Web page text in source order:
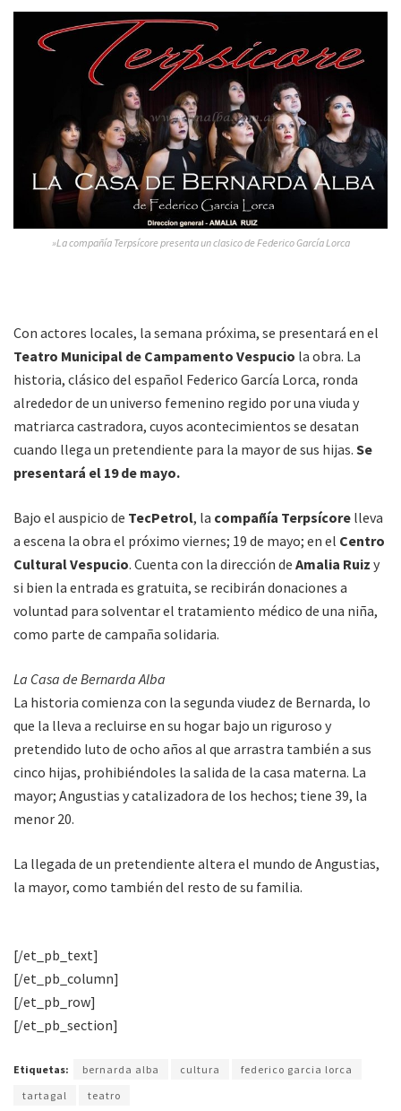
»La compañía Terpsícore presenta un clasico de Federico García Lorca
Con actores locales, la semana próxima, se presentará en el
Teatro Municipal de Campamento Vespucio la obra. La
historia, clásico del español Federico García Lorca, ronda
alrededor de un universo femenino regido por una viuda y
matriarca castradora, cuyos acontecimientos se desatan
cuando llega un pretendiente para la mayor de sus hijas. Se
presentará el 19 de mayo.
Bajo el auspicio de TecPetrol, la compañía Terpsícore lleva
a escena la obra el próximo viernes; 19 de mayo; en el Centro
Cultural Vespucio. Cuenta con la dirección de Amalia Ruiz y
si bien la entrada es gratuita, se recibirán donaciones a
voluntad para solventar el tratamiento médico de una niña,
como parte de campaña solidaria.
La Casa de Bernarda Alba
La historia comienza con la segunda viudez de Bernarda, lo
que la lleva a recluirse en su hogar bajo un riguroso y
pretendido luto de ocho años al que arrastra también a sus
cinco hijas, prohibiéndoles la salida de la casa materna. La
mayor; Angustias y catalizadora de los hechos; tiene 39, la
menor 20.
La llegada de un pretendiente altera el mundo de Angustias,
la mayor, como también del resto de su familia.
[/et_pb_text]
[/et_pb_column]
[/et_pb_row]
[/et_pb_section]
Etiquetas: bernarda alba cultura
federico garcia lorca
tartagal
teatro